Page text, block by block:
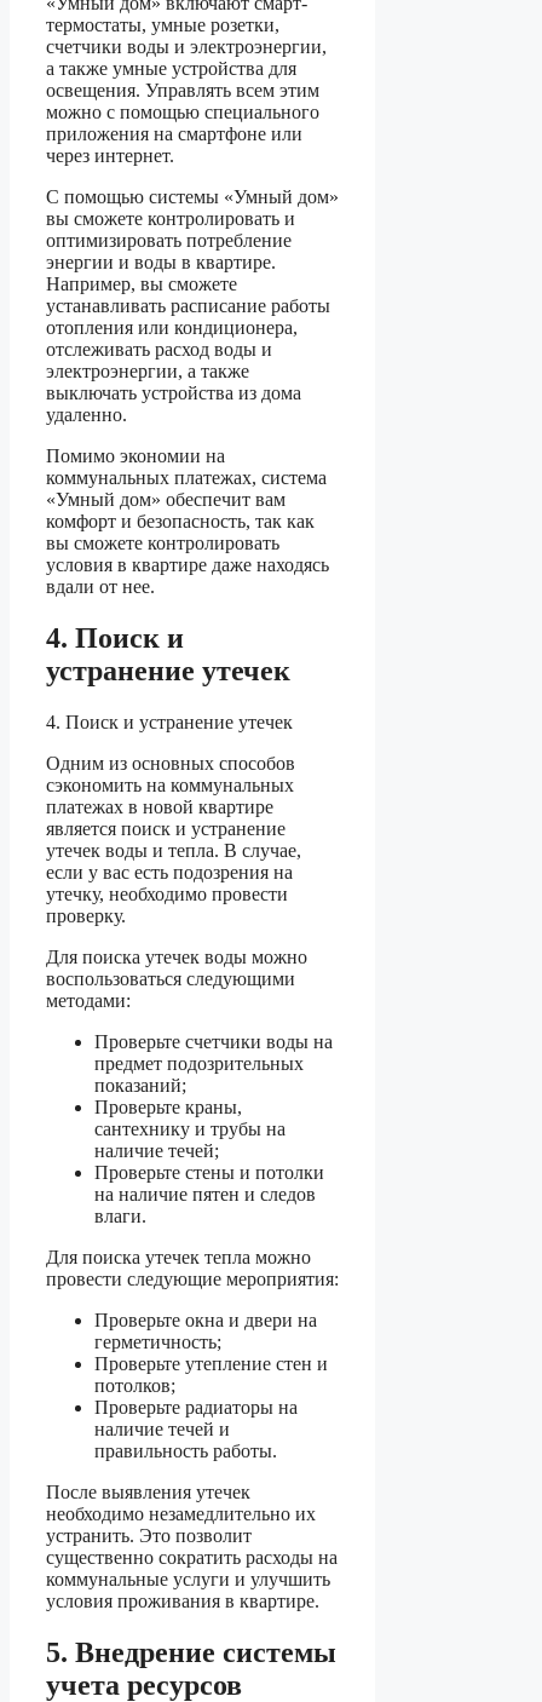
термостаты, умные розетки,
счетчики воды и электроэнергии,
а также умные устройства для
освещения. Управлять всем этим
можно с помощью специального
приложения на смартфоне или
через интернет.
С помощью системы «Умный дом»
вы сможете контролировать и
оптимизировать потребление
энергии и воды в квартире.
Например, вы сможете
устанавливать расписание работы
отопления или кондиционера,
отслеживать расход воды и
электроэнергии, а также
выключать устройства из дома
удаленно.
Помимо экономии на
коммунальных платежах, система
«Умный дом» обеспечит вам
комфорт и безопасность, так как
вы сможете контролировать
условия в квартире даже находясь
вдали от нее.
4. Поиск и
устранение утечек
4. Поиск и устранение утечек
Одним из основных способов
сэкономить на коммунальных
платежах в новой квартире
является поиск и устранение
утечек воды и тепла. В случае,
если у вас есть подозрения на
утечку, необходимо провести
проверку.
Для поиска утечек воды можно
воспользоваться следующими
методами:
Проверьте счетчики воды на
предмет подозрительных
показаний;
Проверьте краны,
сантехнику и трубы на
наличие течей;
Проверьте стены и потолки
на наличие пятен и следов
влаги.
Для поиска утечек тепла можно
провести следующие мероприятия:
Проверьте окна и двери на
герметичность;
Проверьте утепление стен и
потолков;
Проверьте радиаторы на
наличие течей и
правильность работы.
После выявления утечек
необходимо незамедлительно их
устранить. Это позволит
существенно сократить расходы на
коммунальные услуги и улучшить
условия проживания в квартире.
5. Внедрение системы
учета ресурсов